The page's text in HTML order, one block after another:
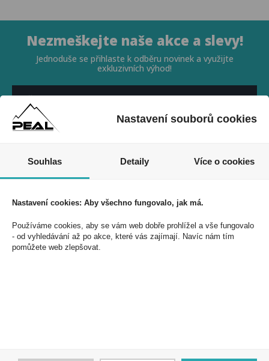
Nezmeškejte naše akce a slevy!
Jednoduše se přihlaste k odběru novinek a využijte
exkluzivních výhod!
Souhlasím se zpracováním osobních údajů *
U Plynárny 412/101
101 00 Praha 10
Česká republika
Nastavení souborů cookies
Souhlas Detaily Více o cookies
Nastavení cookies: Aby všechno fungovalo, jak má.
Používáme cookies, aby se vám web dobře prohlížel a vše fungovalo
- od vyhledávání až po akce, které vás zajímají. Navíc nám tím
pomůžete web zlepšovat.